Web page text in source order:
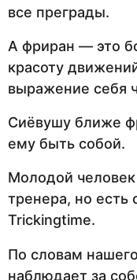
все преграды.
А фриран — это
красоту
выражение себя
Сиёвушу ближе
ему быть собой.
Молодой
тренера, но
Trickingtime.
По словам
наблюдает за